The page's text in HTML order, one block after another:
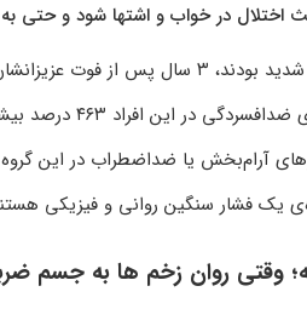
اختلال در خواب و اشتها شود و حتی
یا خدمات سلامت روان استفاده کردند.
در این افراد ۴۶۳ درصد بیشتر بود.
یا ضداضطراب در این گروه ۱۶۰ درصد بالاتر گزارش شد.
یک فشار سنگین روانی و فیزیکی
وقتی روان‌ زخم‌ ها به جسم